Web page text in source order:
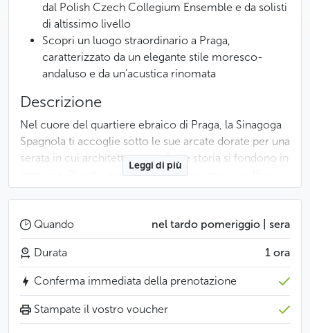
dal Polish Czech Collegium Ensemble e da solisti
di altissimo livello
Scopri un luogo straordinario a Praga,
caratterizzato da un elegante stile moresco-
andaluso e da un’acustica rinomata
Descrizione
Nel cuore del quartiere ebraico di Praga, la Sinagoga
Spagnola ti accoglie sotto le sue arcate dorate per una
serata in cui architettura, musica e storia si fondono in
armonia. Questo gioiello dallo stile moresco offre
un’acustica eccezionale, ideale per un’esperienza
Il Czech Collegium Ensemble, composto da musicisti
provenienti dalle principali orchestre ceche, è
accompagnato dalla soprano Naděžda Chrobáková e
dal trombettista Miroslav Kejmar. Insieme
interpretano un programma ricco e variegato, che
spazia dai grandi maestri cechi come Smetana e
Leggi di più
Quando nel tardo pomeriggio | sera
Durata 1 ora
Conferma immediata della prenotazione
Stampate il vostro voucher